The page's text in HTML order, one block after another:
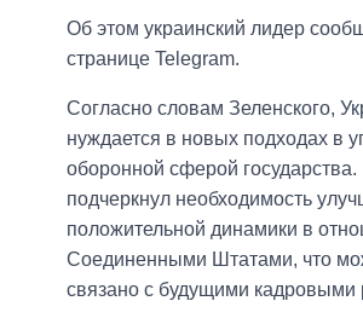
Об этом украинский лидер
странице Telegram.
Согласно словам Зеленского,
нуждается в новых подходах в
оборонной сферой
подчеркнул необходимость
положительной динамики в
Соединенными Штатами, что
связано с будущими